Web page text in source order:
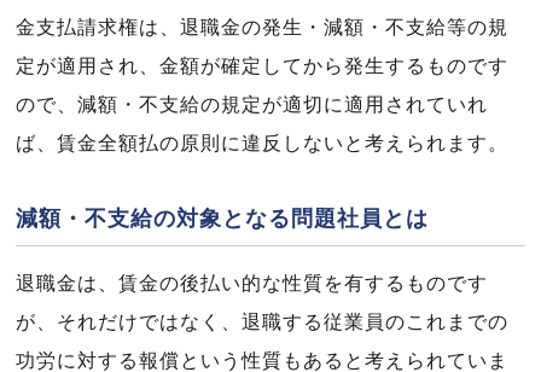
金支払請求権は、退職金の発生・減額・不支給等の規
定が適用され、金額が確定してから発生するものです
ので、減額・不支給の規定が適切に適用されていれ
ば、賃金全額払の原則に違反しないと考えられます。
減額・不支給の対象となる問題社員とは
退職金は、賃金の後払い的な性質を有するものです
が、それだけではなく、退職する従業員のこれまでの
功労に対する報償という性質もあると考えられていま